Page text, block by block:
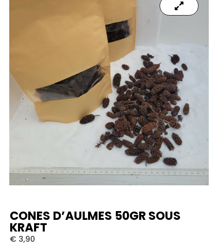
CONES D’AULMES 50GR SOUS
KRAFT
€ 3,90